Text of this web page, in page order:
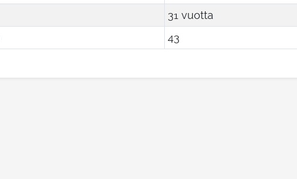
31 vuotta
43